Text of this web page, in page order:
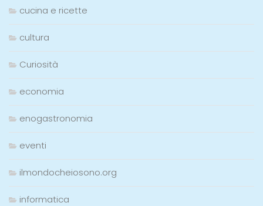
cucina e ricette
cultura
Curiosità
economia
enogastronomia
eventi
ilmondocheiosono.org
informatica